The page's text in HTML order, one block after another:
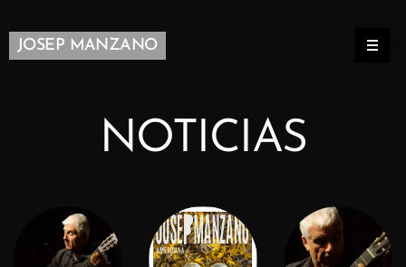
JOSEP MANZANO
NOTICIAS